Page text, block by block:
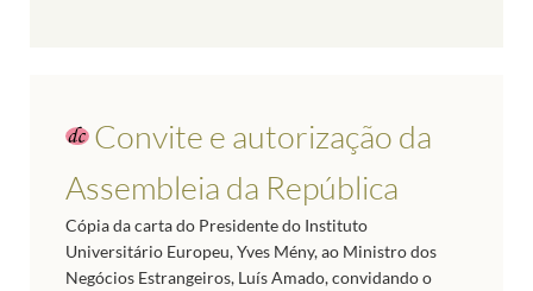
Convite e autorização da
Assembleia da República
Cópia da carta do Presidente do Instituto
Universitário Europeu, Yves Mény, ao Ministro dos
Negócios Estrangeiros, Luís Amado, convidando o